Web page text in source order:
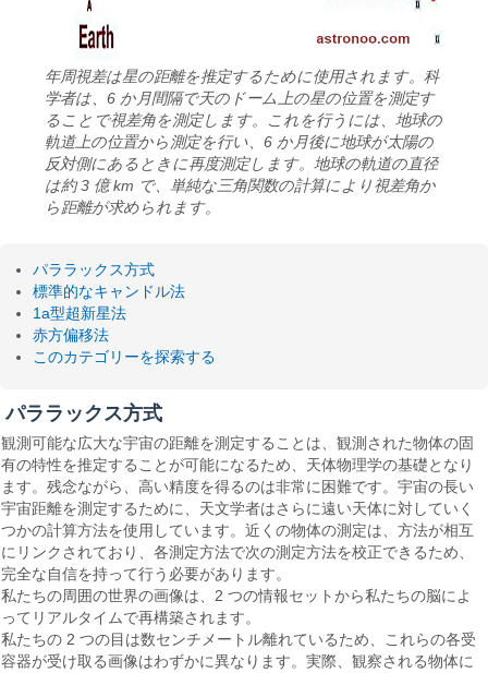
年周視差は星の距離を推定するために使用されます。科
学者は、6 か月間隔で天のドーム上の星の位置を測定す
ることで視差角を測定します。これを行うには、地球の
軌道上の位置から測定を行い、6 か月後に地球が太陽の
反対側にあるときに再度測定します。地球の軌道の直径
は約 3 億 km で、単純な三角関数の計算により視差角か
ら距離が求められます。
パララックス方式
標準的なキャンドル法
1a型超新星法
赤方偏移法
このカテゴリーを探索する
パララックス方式
観測可能な広大な宇宙の距離を測定することは、観測された物体の固
有の特性を推定することが可能になるため、天体物理学の基礎となり
ます。残念ながら、高い精度を得るのは非常に困難です。宇宙の長い
宇宙距離を測定するために、天文学者はさらに遠い天体に対していく
つかの計算方法を使用しています。近くの物体の測定は、方法が相互
にリンクされており、各測定方法で次の測定方法を校正できるため、
完全な自信を持って行う必要があります。
私たちの周囲の世界の画像は、2 つの情報セットから私たちの脳によ
ってリアルタイムで再構築されます。
私たちの 2 つの目は数センチメートル離れているため、これらの各受
容器が受け取る画像はわずかに異なります。実際、観察される物体に